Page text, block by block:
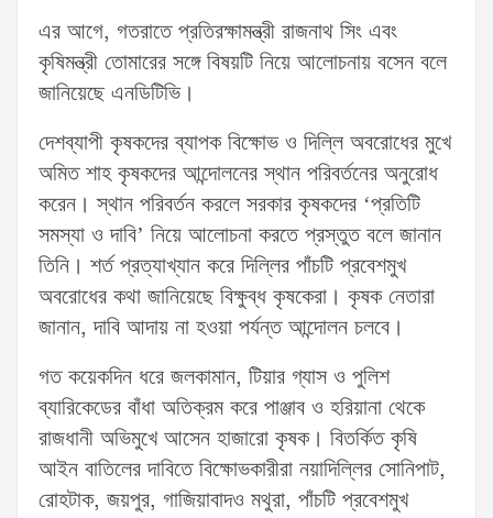
এর আগে, গতরাতে প্রতিরক্ষামন্ত্রী রাজনাথ সিং এবং
কৃষিমন্ত্রী তোমারের সঙ্গে বিষয়টি নিয়ে আলোচনায় বসেন বলে
জানিয়েছে এনডিটিভি।
দেশব্যাপী কৃষকদের ব্যাপক বিক্ষোভ ও দিল্লি অবরোধের মুখে
অমিত শাহ কৃষকদের আন্দোলনের স্থান পরিবর্তনের অনুরোধ
করেন। স্থান পরিবর্তন করলে সরকার কৃষকদের ‘প্রতিটি
সমস্যা ও দাবি’ নিয়ে আলোচনা করতে প্রস্তুত বলে জানান
তিনি। শর্ত প্রত্যাখ্যান করে দিল্লির পাঁচটি প্রবেশমুখ
অবরোধের কথা জানিয়েছে বিক্ষুব্ধ কৃষকেরা। কৃষক নেতারা
জানান, দাবি আদায় না হওয়া পর্যন্ত আন্দোলন চলবে।
গত কয়েকদিন ধরে জলকামান, টিয়ার গ্যাস ও পুলিশ
ব্যারিকেডের বাঁধা অতিক্রম করে পাঞ্জাব ও হরিয়ানা থেকে
রাজধানী অভিমুখে আসেন হাজারো কৃষক। বিতর্কিত কৃষি
আইন বাতিলের দাবিতে বিক্ষোভকারীরা নয়াদিল্লির সোনিপাট,
রোহটাক, জয়পুর, গাজিয়াবাদও মথুরা, পাঁচটি প্রবেশমুখ